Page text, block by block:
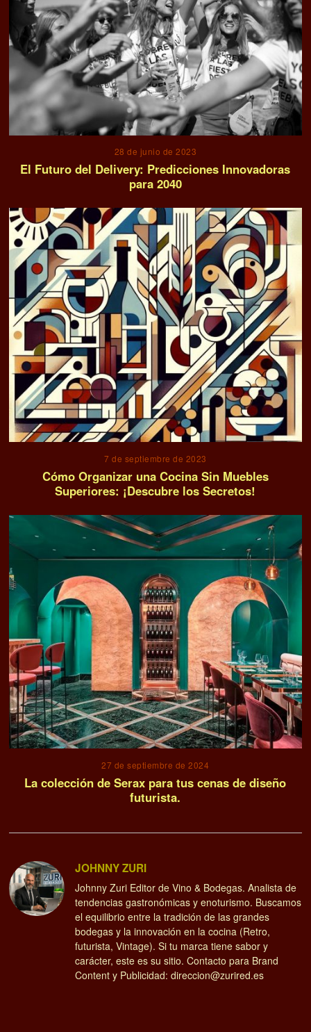
28 de junio de 2023
El Futuro del Delivery: Predicciones Innovadoras
para 2040
7 de septiembre de 2023
Cómo Organizar una Cocina Sin Muebles
Superiores: ¡Descubre los Secretos!
27 de septiembre de 2024
La colección de Serax para tus cenas de diseño
futurista.
JOHNNY ZURI
Johnny Zuri Editor de Vino & Bodegas. Analista de
tendencias gastronómicas y enoturismo. Buscamos
el equilibrio entre la tradición de las grandes
bodegas y la innovación en la cocina (Retro,
futurista, Vintage). Si tu marca tiene sabor y
carácter, este es su sitio. Contacto para Brand
Content y Publicidad: direccion@zurired.es